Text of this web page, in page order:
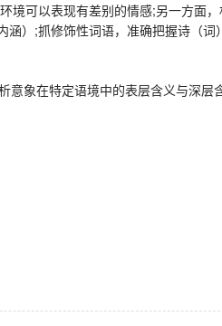
可以表现有差别的情感;另一方面，
）;抓修饰性词语，准确把握诗（词
象在特定语境中的表层含义与深层